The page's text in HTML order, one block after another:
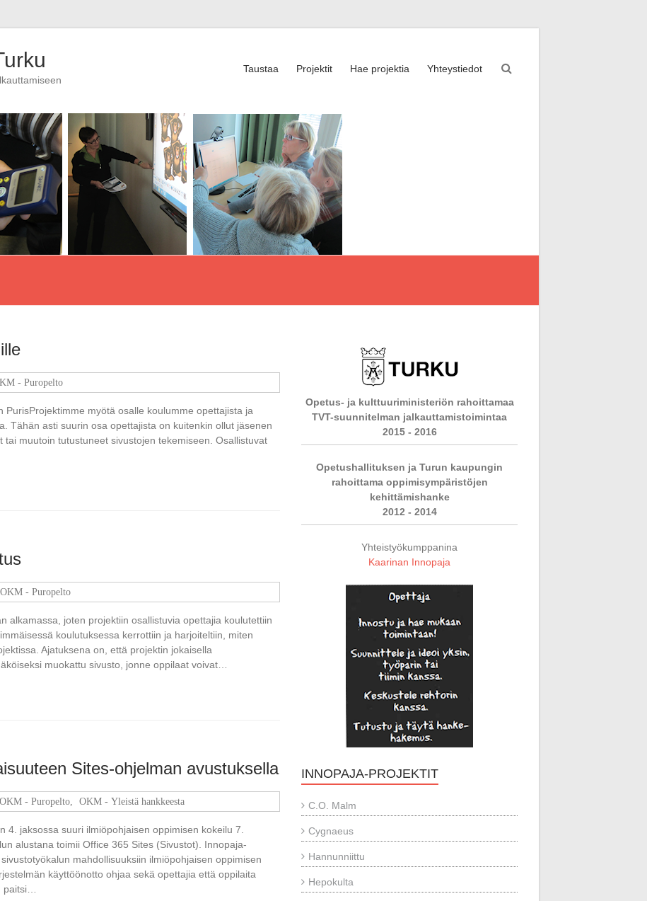
Taustaa Projektit Hae projektia Yhteystiedot
- Puropelto
PurisProjektimme myötä osalle koulumme opettajista ja
Tähän asti suurin osa opettajista on kuitenkin ollut jäsenen
muutoin tutustuneet sivustojen tekemiseen. Osallistuvat
OKM - Puropelto
alkamassa, joten projektiin osallistuvia opettajia koulutettiin
koulutuksessa kerrottiin ja harjoiteltiin, miten
Ajatuksena on, että projektin jokaisella
muokattu sivusto, jonne oppilaat voivat…
Sites-ohjelman avustuksella
OKM - Puropelto OKM - Yleistä hankkeesta
4. jaksossa suuri ilmiöpohjaisen oppimisen kokeilu 7.
alustana toimii Office 365 Sites (Sivustot). Innopaja-
mahdollisuuksiin ilmiöpohjaisen oppimisen
käyttöönotto ohjaa sekä opettajia että oppilaita
paitsi…
Opetus- ja kulttuuriministeriön rahoittamaa
TVT-suunnitelman jalkauttamistoimintaa
2015 - 2016
Opetushallituksen ja Turun kaupungin
rahoittama oppimisympäristöjen
kehittämishanke
2012 - 2014
Yhteistyökumppanina
Kaarinan Innopaja
INNOPAJA-PROJEKTIT
C.O. Malm
Cygnaeus
Hannunniittu
Hepokulta